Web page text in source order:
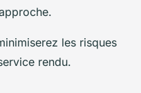
les risques
rendu.